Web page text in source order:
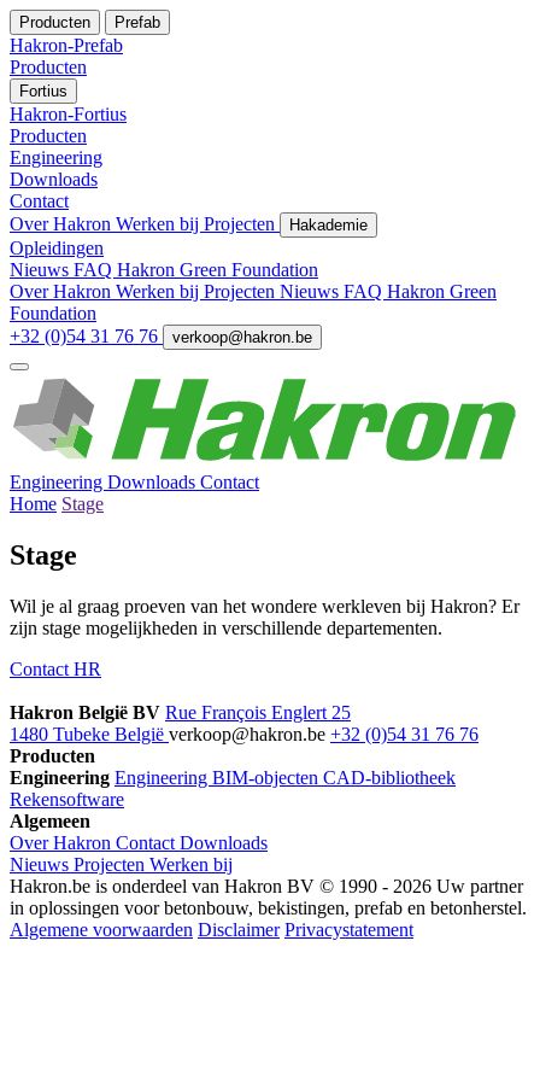
Producten Prefab
Hakron-Prefab
Producten
Fortius
Hakron-Fortius
Producten
Engineering
Downloads
Contact
Over Hakron Werken bij Projecten Hakademie
Opleidingen
Nieuws FAQ Hakron Green Foundation
Over Hakron Werken bij Projecten Nieuws FAQ Hakron Green
Foundation
+32 (0)54 31 76 76
verkoop@hakron.be
Engineering Downloads Contact
Home Stage
Stage
Wil je al graag proeven van het wondere werkleven bij Hakron? Er
zijn stage mogelijkheden in verschillende departementen.
Contact HR
Hakron België BV Rue François Englert 25
1480 Tubeke België verkoop@hakron.be +32 (0)54 31 76 76
Producten
Engineering Engineering BIM-objecten CAD-bibliotheek
Rekensoftware
Algemeen
Over Hakron Contact Downloads
Nieuws Projecten Werken bij
Hakron.be is onderdeel van Hakron BV © 1990 - 2026 Uw partner
in oplossingen voor betonbouw, bekistingen, prefab en betonherstel.
Algemene voorwaarden Disclaimer Privacystatement